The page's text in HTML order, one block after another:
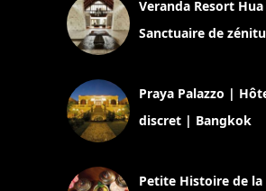
Veranda Resort
Sanctuaire de
Praya Palazzo |
discret | Bangkok
Petite Histoire de la